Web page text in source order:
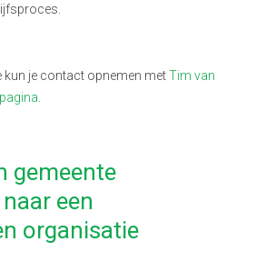
je contact opnemen metTim van
gemeente
een
organisatie